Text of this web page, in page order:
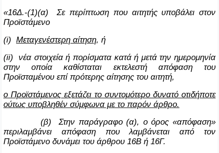
«16Δ.-(1)(α) Σε περίπτωση που αιτητής υποβάλει στον
Προϊστάμενο
(i) Μεταγενέστερη αίτηση, ή
(ii) νέα στοιχεία ή πορίσματα κατά ή μετά την ημερομηνία
στην οποία καθίσταται εκτελεστή απόφαση του
Προϊσταμένου επί πρότερης αίτησης του αιτητή,
ο Προϊστάμενος εξετάζει το συντομότερο δυνατό οτιδήποτε
ούτως υποβληθέν σύμφωνα με το παρόν άρθρο.
(β) Στην παράγραφο (α), ο όρος «απόφαση»
περιλαμβάνει απόφαση που λαμβάνεται από τον
Προϊστάμενο δυνάμει του άρθρου 16Β ή 16Γ.